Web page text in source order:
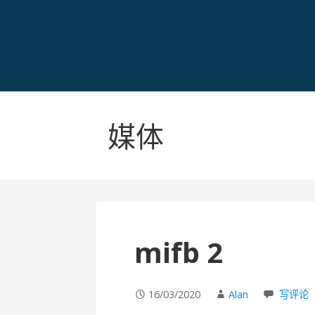
媒体
mifb 2
16/03/2020 Alan 写评论